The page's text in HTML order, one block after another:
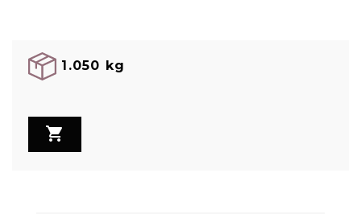
1.050 kg
